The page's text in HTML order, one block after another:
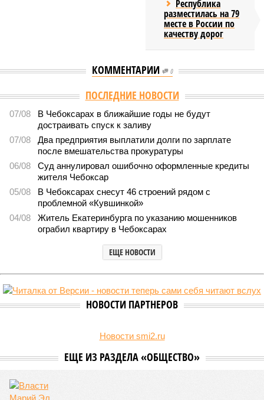
Республика
разместилась на 79
месте в России по
качеству дорог
КОММЕНТАРИИ 0
Версия //Власть //Роспотребнадзор после проверки отстранил от
работы 20 сотрудников детских лагерей
Роспотребнадзор после проверки отстранил от работы 20
сотрудников детских лагерей
Здоровый отдых
детских лагерей (фото: pixnio.com)
Руководитель Управления Роспотребнадзора по Чувашской
Республике Татьяна Гермонова принимала участие в заседании
Межведомственной комиссии, занимающейся вопросами
организации детского отдыха и оздоровления в регионе. В
летней оздоровительной кампании 2026 года и промежуточные
были обобщены
мероприятий в детских оздоровительных лагерях. В